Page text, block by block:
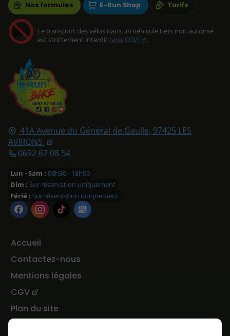
41A Avenue du Général de Gaulle, 97425 LES
AVIRONS
0692 67 08 54
Lun - Sam : 08h30 - 18h00
Dim : Sur réservation uniquement
Férié : Sur réservation uniquement
Accueil
Contactez-nous
Mentions légales
CGV
Plan du site
Nos formules E-Run Shop Tarifs
Le transport des vélos dans un véhicule tiers non autorisé
est strictement interdit(voir CGV) .